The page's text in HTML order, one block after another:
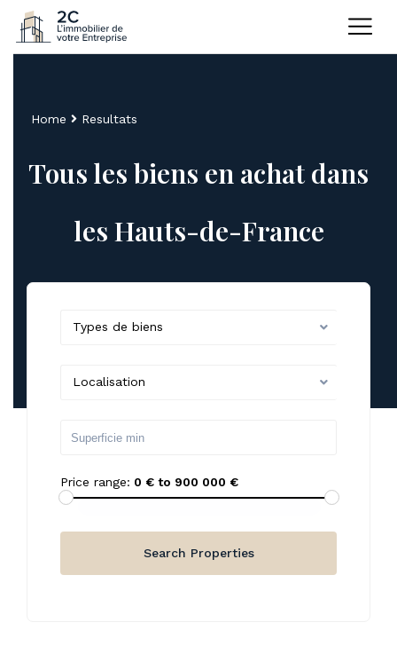
Home Resultats
Tous les biens en achat dans
les Hauts-de-France
Types de biens
Localisation
Price range: 0 € to 900 000 €